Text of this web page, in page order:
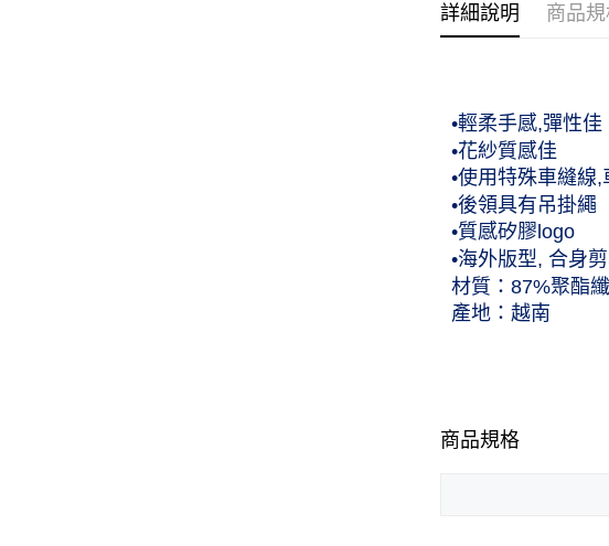
詳細說明 商品
•輕柔手感,彈性佳
•花紗質感佳
•使用特殊車縫線
•後領具有吊掛繩
•質感矽膠logo
•海外版型, 合身
材質：87%聚酯
產地：越南
商品規格